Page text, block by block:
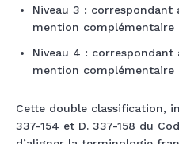
Niveau 3 : correspondant
mention complémentaire
Niveau 4 : correspondant
mention complémentaire
Cette double classification,
337-154 et D. 337-158 du